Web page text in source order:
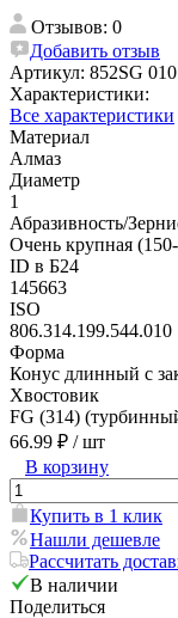
Отзывов: 0
Добавить отзыв
Артикул: 852SG
Характеристики:
Все характеристики
Материал
Алмаз
Диаметр
1
Абразивность/
Очень крупная
ID в Б24
145663
ISO
806.314.199.544.010
Форма
Конус длинный с
Хвостовик
FG (314)
66.99 ₽ / шт
В корзину
Купить в 1 клик
Нашли дешевле
Рассчитать
В наличии
Поделиться